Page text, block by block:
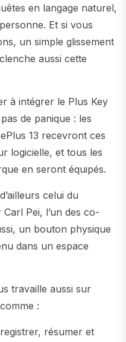
en langage naturel,
Et si vous
un simple glissement
aussi cette
à intégrer le Plus Key
de panique : les
13 recevront ces
logicielle, et tous les
en seront équipés.
celui du
Pei, l’un des co-
un bouton physique
dans un espace
travaille aussi sur
:
résumer et